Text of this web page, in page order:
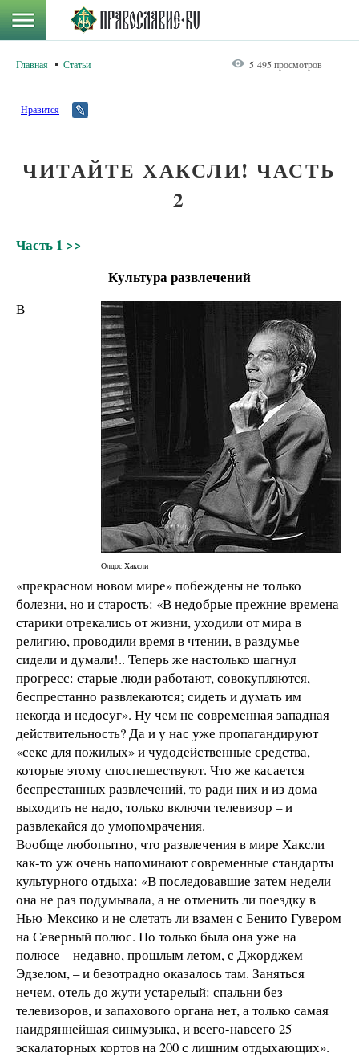
Главная Статьи 5 495 просмотров
Нравится
ЧИТАЙТЕ ХАКСЛИ! ЧАСТЬ
2
Часть 1 >>
Культура развлечений
Олдос Хаксли
В
«прекрасном новом мире» побеждены не только
болезни, но и старость: «В недобрые прежние времена
старики отрекались от жизни, уходили от мира в
религию, проводили время в чтении, в раздумье –
сидели и думали!.. Теперь же настолько шагнул
прогресс: старые люди работают, совокупляются,
беспрестанно развлекаются; сидеть и думать им
некогда и недосуг». Ну чем не современная западная
действительность? Да и у нас уже пропагандируют
«секс для пожилых» и чудодейственные средства,
которые этому споспешествуют. Что же касается
беспрестанных развлечений, то ради них и из дома
выходить не надо, только включи телевизор – и
развлекайся до умопомрачения.
Вообще любопытно, что развлечения в мире Хаксли
как-то уж очень напоминают современные стандарты
культурного отдыха: «В последовавшие затем недели
она не раз подумывала, а не отменить ли поездку в
Нью-Мексико и не слетать ли взамен с Бенито Гувером
на Северный полюс. Но только была она уже на
полюсе – недавно, прошлым летом, с Джорджем
Эдзелом, – и безотрадно оказалось там. Заняться
нечем, отель до жути устарелый: спальни без
телевизоров, и запахового органа нет, а только самая
наидряннейшая синмузыка, и всего-навсего 25
эскалаторных кортов на 200 с лишним отдыхающих».